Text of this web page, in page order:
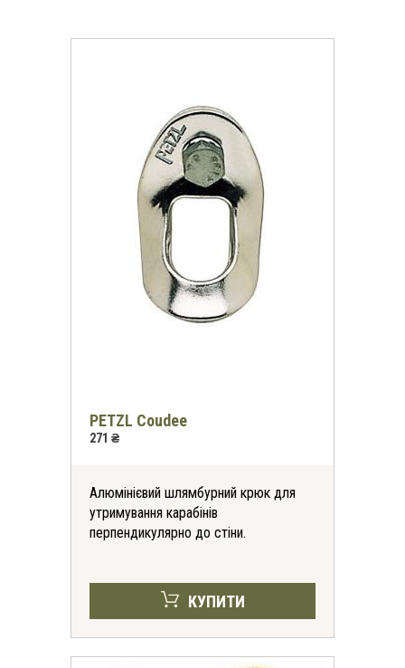
PETZL Coudee
271 ₴
Алюмінієвий шлямбурний крюк для
утримування карабінів
перпендикулярно до стіни.
КУПИТИ